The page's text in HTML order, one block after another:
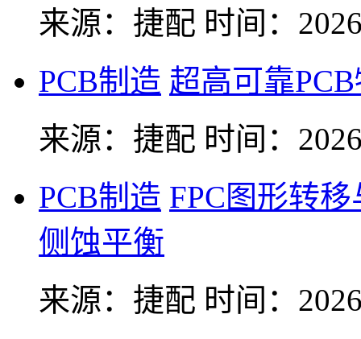
来源：捷配 时间：
PCB制造 超高可靠
来源：捷配 时间：
PCB制造 FPC图形转
侧蚀平衡
来源：捷配 时间：